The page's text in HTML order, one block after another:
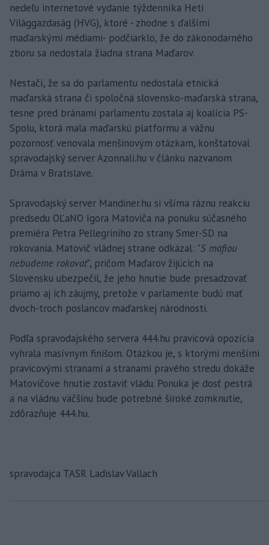
nedeľu internetové vydanie týždenníka Heti
Világgazdaság (HVG), ktoré - zhodne s ďalšími
maďarskými médiami- podčiarklo, že do zákonodarného
zboru sa nedostala žiadna strana Maďarov.
Nestačí, že sa do parlamentu nedostala etnická
maďarská strana či spoločná slovensko-maďarská strana,
tesne pred bránami parlamentu zostala aj koalícia PS-
Spolu, ktorá mala maďarskú platformu a vážnu
pozornosť venovala menšinovým otázkam, konštatoval
spravodajský server Azonnali.hu v článku nazvanom
Dráma v Bratislave.
Spravodajský server Mandiner.hu si všíma ráznu reakciu
predsedu OĽaNO Igora Matoviča na ponuku súčasného
premiéra Petra Pellegriniho zo strany Smer-SD na
rokovania. Matovič vládnej strane odkázal: "S mafiou
nebudeme rokovať", pričom Maďarov žijúcich na
Slovensku ubezpečil, že jeho hnutie bude presadzovať
priamo aj ich záujmy, pretože v parlamente budú mať
dvoch-troch poslancov maďarskej národnosti.
Podľa spravodajského servera 444.hu pravicová opozícia
vyhrala masívnym finišom. Otázkou je, s ktorými menšími
pravicovými stranami a stranami pravého stredu dokáže
Matovičove hnutie zostaviť vládu. Ponuka je dosť pestrá
a na vládnu väčšinu bude potrebné široké zomknutie,
zdôrazňuje 444.hu.
spravodajca TASR Ladislav Vallach